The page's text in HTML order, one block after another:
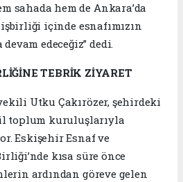
sahada hem de Ankara’da
içinde esnafımızın
edeceğiz” dedi.
TEBRİK ZİYARET
Utku Çakırözer, şehirdeki
toplum kuruluşlarıyla
Eskişehir Esnaf ve
kısa süre önce
ardından göreve gelen